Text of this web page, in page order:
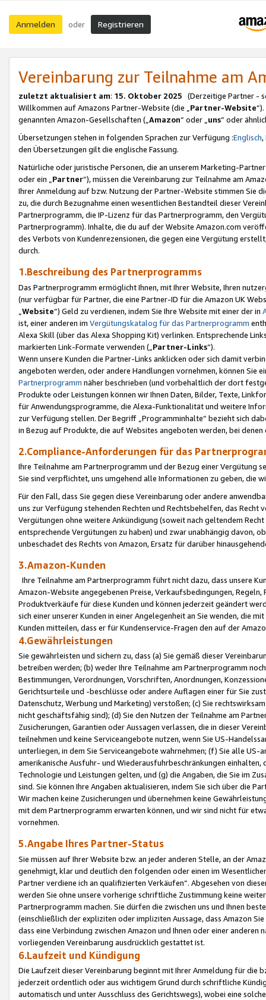
Anmelden oder Registrieren
Vereinbarung zur Teilnahme am
zuletzt aktualisiert am: 15. Oktober 2025 (Derzeitige Partner -
Willkommen auf Amazons Partner-Website (die „Partner-Website
genannten Amazon-Gesellschaften („Amazon“ oder „uns“ oder
Übersetzungen stehen in folgenden Sprachen zur Verfügung :Englisch,
den Übersetzungen gilt die englische Fassung.
Natürliche oder juristische Personen, die an unserem Marketing-
oder ein „Partner“), müssen die Vereinbarung zur Teilnahme am
Ihrer Anmeldung auf bzw. Nutzung der Partner-Website stimmen Sie
zu, die durch Bezugnahme einen wesentlichen Bestandteil dieser
Partnerprogramm, die IP-Lizenz für das Partnerprogramm, den
Partnerprogramm). Inhalte, die du auf der Website Amazon.com
des Verbots von Kundenrezensionen, die gegen eine Vergütung
durch.
1.Beschreibung des Partnerprogramms
Das Partnerprogramm ermöglicht Ihnen, mit Ihrer Website, Ihren
(nur verfügbar für Partner, die eine Partner-ID für die Amazon UK
Website“) Geld zu verdienen, indem Sie Ihre Website mit einer der in
ist, einer anderen im Vergütungskatalog für das Partnerprogramm
Alexa Skill (über das Alexa Shopping Kit) verlinken. Entsprechende
markierten Link-Formate verwenden („ Partner-Links“).
Wenn unsere Kunden die Partner-Links anklicken oder sich damit
angeboten werden, oder andere Handlungen vornehmen, können Sie
Partnerprogramm näher beschrieben (und vorbehaltlich der dort
Produkte oder Leistungen können wir Ihnen Daten, Bilder, Texte,
für Anwendungsprogramme, die Alexa-Funktionalität und weitere
zur Verfügung stellen. Der Begriff „Programminhalte“ bezieht sich
in Bezug auf Produkte, die auf Websites angeboten werden, bei
2.Compliance-Anforderungen für das
Ihre Teilnahme am Partnerprogramm und der Bezug einer Vergütung
Sie sind verpflichtet, uns umgehend alle Informationen zu geben, die
Für den Fall, dass Sie gegen diese Vereinbarung oder andere
uns zur Verfügung stehenden Rechten und Rechtsbehelfen, das
Vergütungen ohne weitere Ankündigung (soweit nach geltendem
entsprechende Vergütungen zu haben) und zwar unabhängig davon,
unbeschadet des Rechts von Amazon, Ersatz für darüber
3.Amazon-Kunden
Ihre Teilnahme am Partnerprogramm führt nicht dazu, dass unsere
Amazon-Website angegebenen Preise, Verkaufsbedingungen,
Produktverkäufe für diese Kunden und können jederzeit geändert
sich einer unserer Kunden in einer Angelegenheit an Sie wenden, die
Kunden mitteilen, dass er für Kundenservice-Fragen den auf der
4.Gewährleistungen
Sie gewährleisten und sichern zu, dass (a) Sie gemäß dieser
betreiben werden; (b) weder Ihre Teilnahme am Partnerprogramm
Bestimmungen, Verordnungen, Vorschriften, Anordnungen,
Gerichtsurteile und -beschlüsse oder andere Auflagen einer für Sie
Datenschutz, Werbung und Marketing) verstoßen; (c) Sie
nicht geschäftsfähig sind); (d) Sie den Nutzen der Teilnahme am
Zusicherungen, Garantien oder Aussagen verlassen, die in dieser
teilnehmen und keine Serviceangebote nutzen, wenn Sie US-
unterliegen, in dem Sie Serviceangebote wahrnehmen; (f) Sie alle
amerikanische Ausfuhr- und Wiederausfuhrbeschränkungen
Technologie und Leistungen gelten, und (g) die Angaben, die Sie im
sind. Sie können Ihre Angaben aktualisieren, indem Sie sich über die
Wir machen keine Zusicherungen und übernehmen keine
mit dem Partnerprogramm erwarten können, und wir sind nicht für
vornehmen.
5.Angabe Ihres Partner-Status
Sie müssen auf Ihrer Website bzw. an jeder anderen Stelle, an der
genehmigt, klar und deutlich den folgenden oder einen im
Partner verdiene ich an qualifizierten Verkäufen“. Abgesehen von
werden Sie ohne unsere vorherige schriftliche Zustimmung keine
Partnerprogramm machen. Sie dürfen die zwischen uns und Ihnen
(einschließlich der expliziten oder impliziten Aussage, dass Amazon
dass eine Verbindung zwischen Amazon und Ihnen oder einer
vorliegenden Vereinbarung ausdrücklich gestattet ist.
6.Laufzeit und Kündigung
Die Laufzeit dieser Vereinbarung beginnt mit Ihrer Anmeldung für die
jederzeit ordentlich oder aus wichtigem Grund durch schriftliche
automatisch und unter Ausschluss des Gerichtswegs), wobei eine